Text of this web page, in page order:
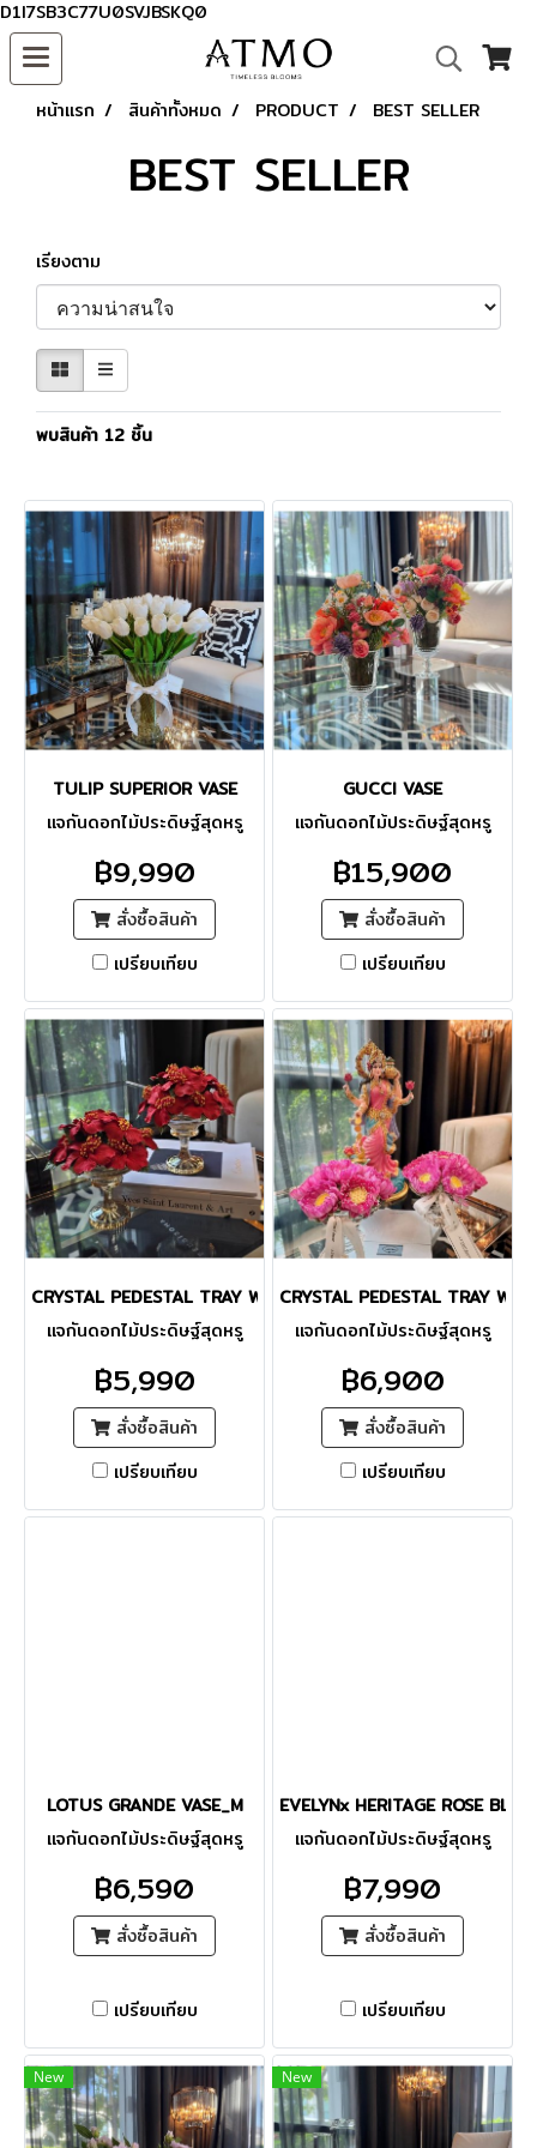
D1I7SB3C77U0SVJBSKQ0
หน้าแรก สินค้าทั้งหมด PRODUCT BEST SELLER
BEST SELLER
เรียงตาม
พบสินค้า 12 ชิ้น
TULIP SUPERIOR VASE
แจกันดอกไม้ประดิษฐ์สุดหรู
฿9,990
สั่งซื้อสินค้า
เปรียบเทียบ
GUCCI VASE
แจกันดอกไม้ประดิษฐ์สุดหรู
฿15,900
สั่งซื้อสินค้า
เปรียบเทียบ
CRYSTAL PEDESTAL TRAY WITH HIBISCUS
แจกันดอกไม้ประดิษฐ์สุดหรู
฿5,990
สั่งซื้อสินค้า
เปรียบเทียบ
CRYSTAL PEDESTAL TRAY
แจกันดอกไม้ประดิษฐ์สุดหรู
฿6,900
สั่งซื้อสินค้า
เปรียบเทียบ
LOTUS GRANDE VASE_M
แจกันดอกไม้ประดิษฐ์สุดหรู
฿6,590
สั่งซื้อสินค้า
เปรียบเทียบ
EVELYNx HERITAGE ROSE
แจกันดอกไม้ประดิษฐ์สุดหรู
฿7,990
สั่งซื้อสินค้า
เปรียบเทียบ
New New